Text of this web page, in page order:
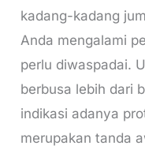
kadang-kadang
Anda mengalami
perlu diwaspadai.
berbusa lebih dari
indikasi adanya
merupakan tanda